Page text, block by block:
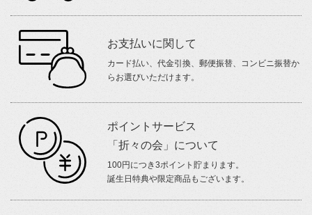
お支払いに関して
カード払い、代金引換、郵便振替、コンビニ振替か
らお選びいただけます。
ポイントサービス
「折々の会」について
100円につき3ポイント貯まります。
誕生日特典や限定商品もございます。